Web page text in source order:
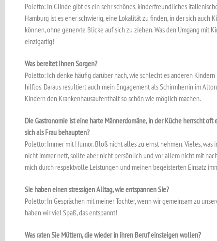
Poletto: In Glinde gibt es ein sehr schönes, kinderfreundliches
Hamburg ist es eher schwierig, eine Lokalität zu finden, in der sich auch
können, ohne genervte Blicke auf sich zu ziehen. Was den Umgang mit
einzigartig!
Was bereitet Ihnen Sorgen?
Poletto: Ich denke häufig darüber nach, wie schlecht es anderen
hilflos. Daraus resultiert auch mein Engagement als Schirmherrin im
Kindern den Kranken­hausaufenthalt so schön wie möglich machen.
Die Gastronomie ist eine harte Männerdomäne, in der Küche herrscht oft
sich als Frau behaupten?
Poletto: Immer mit Humor. Bloß nicht alles zu ernst nehmen. Vieles, was
nicht immer nett, sollte aber nicht persönlich und vor allem nicht mit
mich durch respektvolle Leistungen und meinen begeisterten Einsatz
Sie haben einen stressigen Alltag, wie entspannen Sie?
Poletto: In Gesprächen mit meiner Tochter, wenn wir gemeinsam zu
haben wir viel Spaß, das entspannt!
Was raten Sie Müttern, die wieder in ihren Beruf einsteigen wollen?